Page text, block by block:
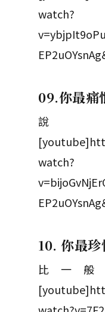
watch?
09.你最痛
說
watch?
10. 你最珍
比一